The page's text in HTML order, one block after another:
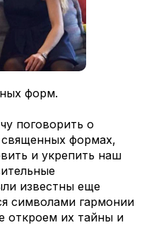
форм.
поговорить о
формах,
и укрепить наш
известны еще
символами гармонии
откроем их тайны и